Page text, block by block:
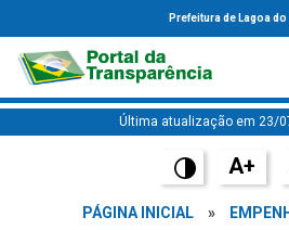
Prefeitura de Lagoa
Última atualização em 23/
A+
PÁGINA INICIAL »